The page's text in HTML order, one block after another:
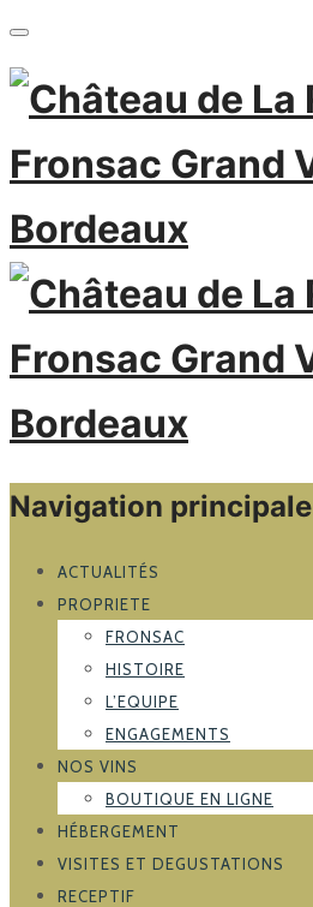
Navigation principale
ACTUALITÉS
PROPRIETE
FRONSAC
HISTOIRE
L’EQUIPE
ENGAGEMENTS
NOS VINS
BOUTIQUE EN LIGNE
HÉBERGEMENT
VISITES ET DEGUSTATIONS
RECEPTIF